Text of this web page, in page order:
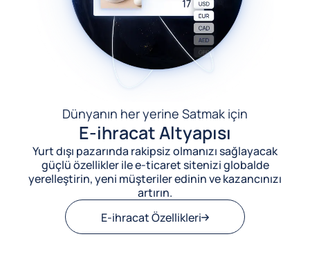
Dünyanın her yerine Satmak için
E-ihracat Altyapısı
Yurt dışı pazarında rakipsiz olmanızı sağlayacak
güçlü özellikler ile e-ticaret sitenizi globalde
yerelleştirin, yeni müşteriler edinin ve kazancınızı
artırın.
E-ihracat Özellikleri